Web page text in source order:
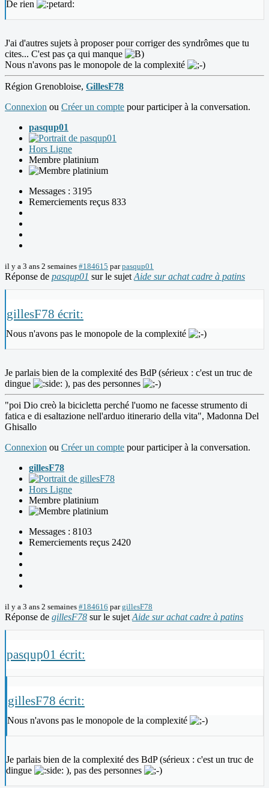
De rien
J'ai d'autres sujets à proposer pour corriger des syndrômes que tu
cites... C'est pas ça qui manque
Nous n'avons pas le monopole de la complexité
Région Grenobloise, GillesF78
Connexion ou Créer un compte pour participer à la conversation.
pasqup01
Hors Ligne
Membre platinium
Messages : 3195
Remerciements reçus 833
il y a 3 ans 2 semaines #184615 parpasqup01
Réponse de pasqup01 sur le sujet Aide sur achat cadre à patins
gillesF78 écrit:
Nous n'avons pas le monopole de la complexité
Je parlais bien de la complexité des BdP (sérieux : c'est un truc de
dingue
), pas des personnes
"poi Dio creò la bicicletta perché l'uomo ne facesse strumento di
fatica e di esaltazione nell'arduo itinerario della vita", Madonna Del
Ghisallo
Connexion ou Créer un compte pour participer à la conversation.
gillesF78
Hors Ligne
Membre platinium
Messages : 8103
Remerciements reçus 2420
il y a 3 ans 2 semaines #184616 pargillesF78
Réponse de gillesF78 sur le sujet Aide sur achat cadre à patins
pasqup01 écrit:
gillesF78 écrit:
Nous n'avons pas le monopole de la complexité
Je parlais bien de la complexité des BdP (sérieux : c'est un truc de
dingue
), pas des personnes